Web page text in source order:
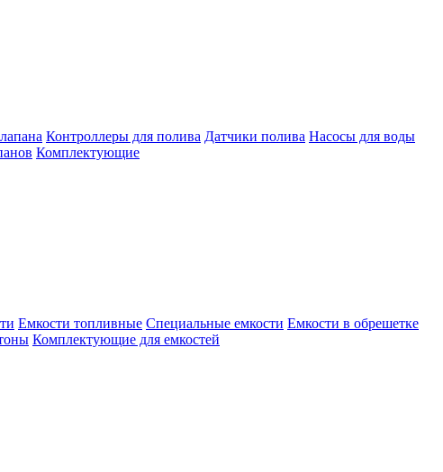
Контроллеры для полива Датчики полива Насосы для воды
Комплектующие
Емкости топливные Специальные емкости Емкости в обрешетке
Комплектующие для емкостей